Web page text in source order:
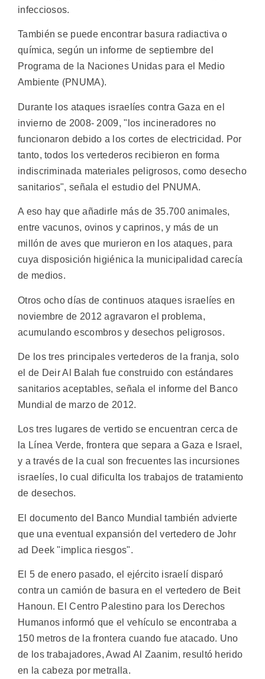
infecciosos.
También se puede encontrar basura radiactiva o
química, según un informe de septiembre del
Programa de la Naciones Unidas para el Medio
Ambiente (PNUMA).
Durante los ataques israelíes contra Gaza en el
invierno de 2008- 2009, "los incineradores no
funcionaron debido a los cortes de electricidad. Por
tanto, todos los vertederos recibieron en forma
indiscriminada materiales peligrosos, como desecho
sanitarios", señala el estudio del PNUMA.
A eso hay que añadirle más de 35.700 animales,
entre vacunos, ovinos y caprinos, y más de un
millón de aves que murieron en los ataques, para
cuya disposición higiénica la municipalidad carecía
de medios.
Otros ocho días de continuos ataques israelíes en
noviembre de 2012 agravaron el problema,
acumulando escombros y desechos peligrosos.
De los tres principales vertederos de la franja, solo
el de Deir Al Balah fue construido con estándares
sanitarios aceptables, señala el informe del Banco
Mundial de marzo de 2012.
Los tres lugares de vertido se encuentran cerca de
la Línea Verde, frontera que separa a Gaza e Israel,
y a través de la cual son frecuentes las incursiones
israelíes, lo cual dificulta los trabajos de tratamiento
de desechos.
El documento del Banco Mundial también advierte
que una eventual expansión del vertedero de Johr
ad Deek "implica riesgos".
El 5 de enero pasado, el ejército israelí disparó
contra un camión de basura en el vertedero de Beit
Hanoun. El Centro Palestino para los Derechos
Humanos informó que el vehículo se encontraba a
150 metros de la frontera cuando fue atacado. Uno
de los trabajadores, Awad Al Zaanim, resultó herido
en la cabeza por metralla.